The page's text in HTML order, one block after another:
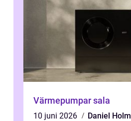
Värmepumpar sala
10 juni 2026
Daniel Holm